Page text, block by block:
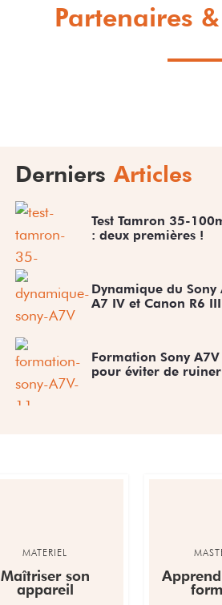
Partenaires
Derniers Articles
Test Tamron 35-
: deux premières !
Dynamique du
A7 IV et Canon R6 III
Formation Sony
pour éviter de
MATERIEL
Maîtriser son
appareil